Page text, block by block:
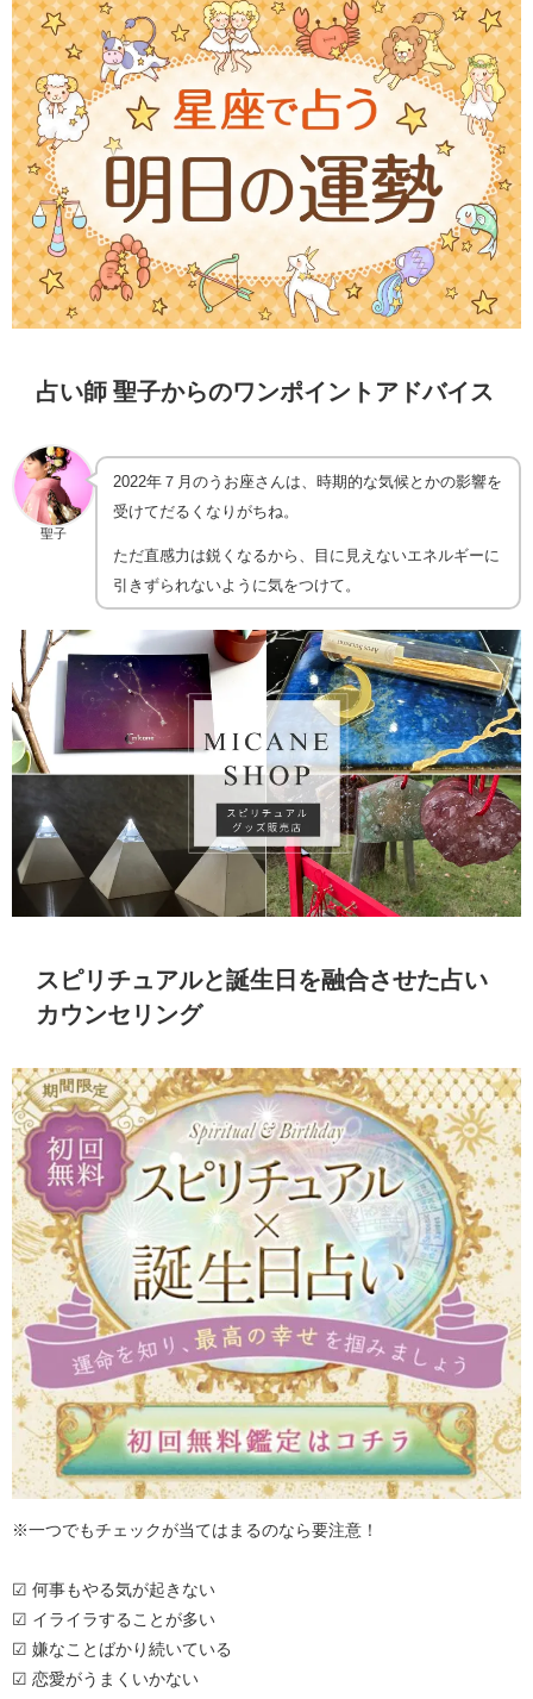
占い師 聖子からのワンポイントアドバイス
聖子
2022年７月のうお座さんは、時期的な気候とかの影響を
受けてだるくなりがちね。
ただ直感力は鋭くなるから、目に見えないエネルギーに
引きずられないように気をつけて。
スピリチュアルと誕生日を融合させた占い
カウンセリング
※一つでもチェックが当てはまるのなら要注意！
☑ 何事もやる気が起きない
☑ イライラすることが多い
☑ 嫌なことばかり続いている
☑ 恋愛がうまくいかない